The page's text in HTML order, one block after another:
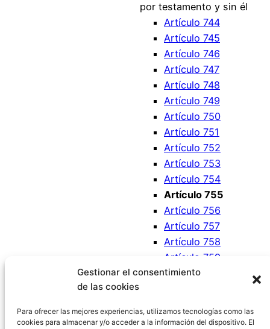
Gestionar el consentimiento
de las cookies
Para ofrecer las mejores experiencias, utilizamos tecnologías como las
cookies para almacenar y/o acceder a la información del dispositivo. El
por testamento y sin él
Artículo 744
Artículo 745
Artículo 746
Artículo 747
Artículo 748
Artículo 749
Artículo 750
Artículo 751
Artículo 752
Artículo 753
Artículo 754
Artículo 755
Artículo 756
Artículo 757
Artículo 758
Artículo 759
Artículo 760